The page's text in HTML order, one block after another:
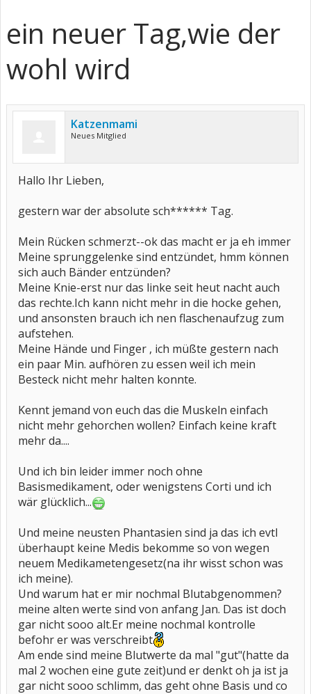
ein neuer Tag,wie der
wohl wird
Katzenmami
Neues Mitglied
Hallo Ihr Lieben,
gestern war der absolute sch****** Tag.
Mein Rücken schmerzt--ok das macht er ja eh immer
Meine sprunggelenke sind entzündet, hmm können
sich auch Bänder entzünden?
Meine Knie-erst nur das linke seit heut nacht auch
das rechte.Ich kann nicht mehr in die hocke gehen,
und ansonsten brauch ich nen flaschenaufzug zum
aufstehen.
Meine Hände und Finger , ich müßte gestern nach
ein paar Min. aufhören zu essen weil ich mein
Besteck nicht mehr halten konnte.
Kennt jemand von euch das die Muskeln einfach
nicht mehr gehorchen wollen? Einfach keine kraft
mehr da....
Und ich bin leider immer noch ohne
Basismedikament, oder wenigstens Corti und ich
wär glücklich...
Und meine neusten Phantasien sind ja das ich evtl
überhaupt keine Medis bekomme so von wegen
neuem Medikametengesetz(na ihr wisst schon was
ich meine).
Und warum hat er mir nochmal Blutabgenommen?
meine alten werte sind von anfang Jan. Das ist doch
gar nicht sooo alt.Er meine nochmal kontrolle
befohr er was verschreibt
Am ende sind meine Blutwerte da mal "gut"(hatte da
mal 2 wochen eine gute zeit)und er denkt oh ja ist ja
gar nicht sooo schlimm, das geht ohne Basis und co